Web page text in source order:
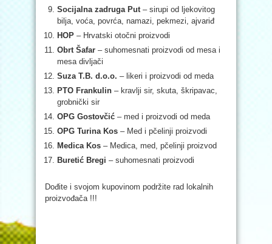
Socijalna zadruga Put– sirupi od ljekovitog
bilja, voća, povrća, namazi, pekmezi, ajvariđ
HOP – Hrvatski otočni proizvodi
Obrt Šafar – suhomesnati proizvodi od mesa i
mesa divljači
Suza T.B. d.o.o. – likeri i proizvodi od meda
PTO Frankulin – kravlji sir, skuta, škripavac,
grobnički sir
OPG Gostovčić – med i proizvodi od meda
OPG Turina Kos – Med i pčelinji proizvodi
Medica Kos – Medica, med, pčelinji proizvod
Buretić Bregi – suhomesnati proizvodi
Dođite i svojom kupovinom podržite rad lokalnih
proizvođača !!!